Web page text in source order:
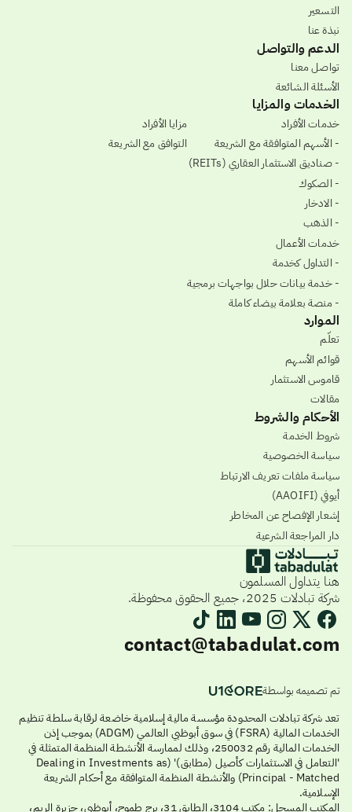
التسعير
نبذة عنا
الدعم والتواصل
تواصل معنا
الأسئلة الشائعة
الخدمات والمزايا
خدمات الأفراد
- الأسهم المتوافقة مع الشريعة
- صناديق الاستثمار العقاري (REITs)
- الصكوك
- الادخار
- الذهب
خدمات الأعمال
- التداول كخدمة
- خدمة بيانات حلال بواجهات برمجية
- منصة بعلامة بيضاء كاملة
مزايا الأفراد
التوافق مع الشريعة
الموارد
تعلّم
قوائم الأسهم
قاموس الاستثمار
مقالات
الأحكام والشروط
شروط الخدمة
سياسة الخصوصية
سياسة ملفات تعريف الارتباط
أيوفي (AAOIFI)
إشعار الإفصاح عن المخاطر
دار المراجعة الشرعية
هنا يتداول المسلمون
شركة تبادلات 2025، جميع الحقوق محفوظة.
contact@tabadulat.com
تم تصميمه بواسطة
تعد شركة تبادلات المحدودة مؤسسة مالية إسلامية خاضعة لرقابة سلطة تنظيم
الخدمات المالية (FSRA) في سوق أبوظبي العالمي (ADGM) بموجب إذن
الخدمات المالية رقم 250032، وذلك لممارسة الأنشطة المنظمة المتمثلة في
'التعامل في الاستثمارات كأصيل (مطابق)' (Dealing in Investments as
Principal - Matched) والأنشطة المنظمة المتوافقة مع أحكام الشريعة
الإسلامية.
المكتب المسجل: مكتب 3104، الطابق 31، برج طموح، أبوظبي، جزيرة الريم،